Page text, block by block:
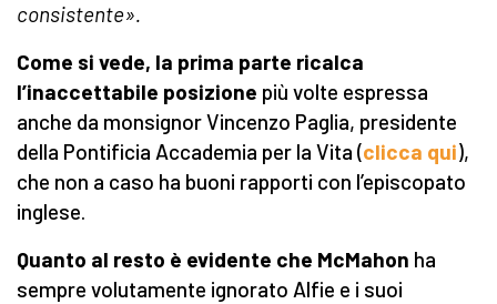
consistente».
Come si vede, la prima parte ricalca
l’inaccettabile posizione più volte espressa
anche da monsignor Vincenzo Paglia, presidente
della Pontificia Accademia per la Vita (clicca qui),
che non a caso ha buoni rapporti con l’episcopato
inglese.
Quanto al resto è evidente che McMahon ha
sempre volutamente ignorato Alfie e i suoi